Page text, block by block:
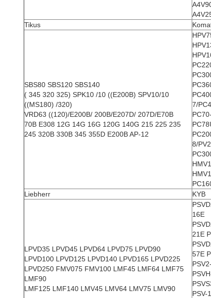
Tikus
SBS80 SBS120 SBS140
( 345 320 325) SPK10 /10 ((E200B) SPV10/10
((MS180) /320)
VRD63 ((120)/E200B/ 200B/E207D/ 207D/E70B
70B E308 12G 14G 16G 120G 140G 215 225 235
245 320B 330B 345 355D E200B AP-12
7/
8/
Liebherr KYB
LPVD35 LPVD45 LPVD64 LPVD75 LPVD90
LPVD100 LPVD125 LPVD140 LPVD165 LPVD225
LPVD250 FMV075 FMV100 LMF45 LMF64 LMF75
LMF90
LMF125 LMF140 LMV45 LMV64 LMV75 LMV90
16E
21E
57E
PSV-